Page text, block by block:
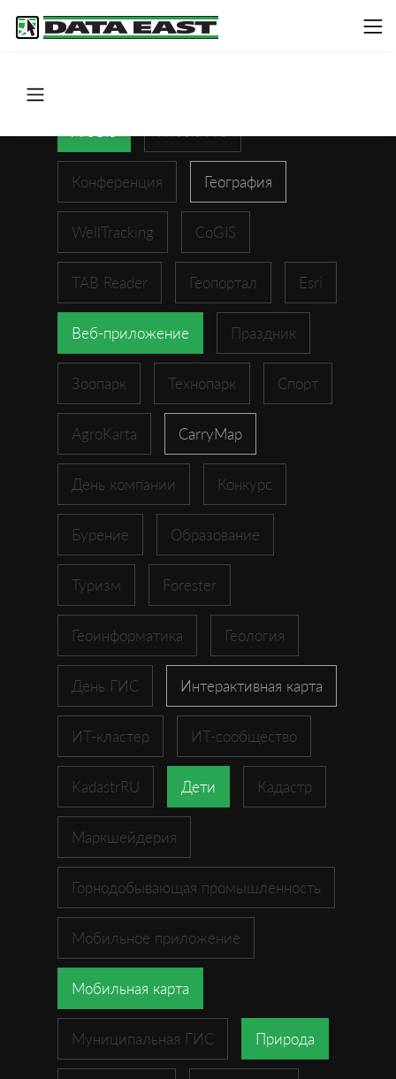
Конференция География
WellTracking CoGIS
TAB Reader Геопортал Esri
Веб-приложение Праздник
Зоопарк Технопарк Спорт
AgroKarta CarryMap
День компании Конкурс
Бурение Образование
Туризм Forester
Геоинформатика Геология
День ГИС Интерактивная карта
ИТ-кластер ИТ-сообщество
KadastrRU Дети Кадастр
Маркшейдерия
Горнодобывающая промышленность
Мобильное приложение
Мобильная карта
Муниципальная ГИС Природа